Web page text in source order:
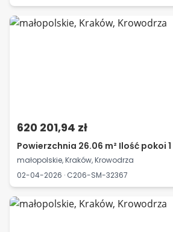
620 201,94 zł
Powierzchnia 26.06 m² Ilość pokoi
małopolskie, Kraków, Krowodrza
02-04-2026 · C206-SM-32367